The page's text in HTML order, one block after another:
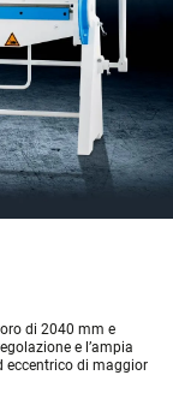
di 2040 mm e
e l’ampia
eccentrico di maggior